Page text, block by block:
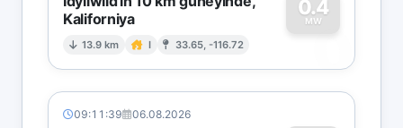
Kaliforniya
13.9 km I 33.65, -116.72
0.4
MW
0
09:11:39 06.08.2026